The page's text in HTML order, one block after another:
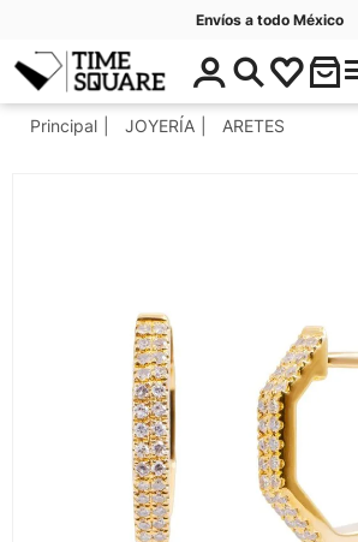
Envíos a todo México
Timesquare
$
0
C
Principal JOYERÍA ARETES